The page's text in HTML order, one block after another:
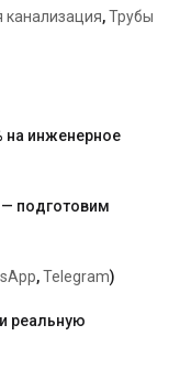
канализация,Трубы
на инженерное
— подготовим
,Telegram)
реальную